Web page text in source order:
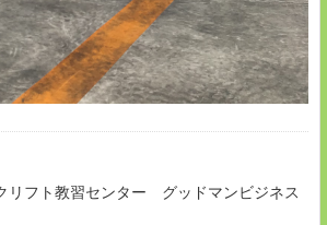
リフト教習センター グッドマンビジネス